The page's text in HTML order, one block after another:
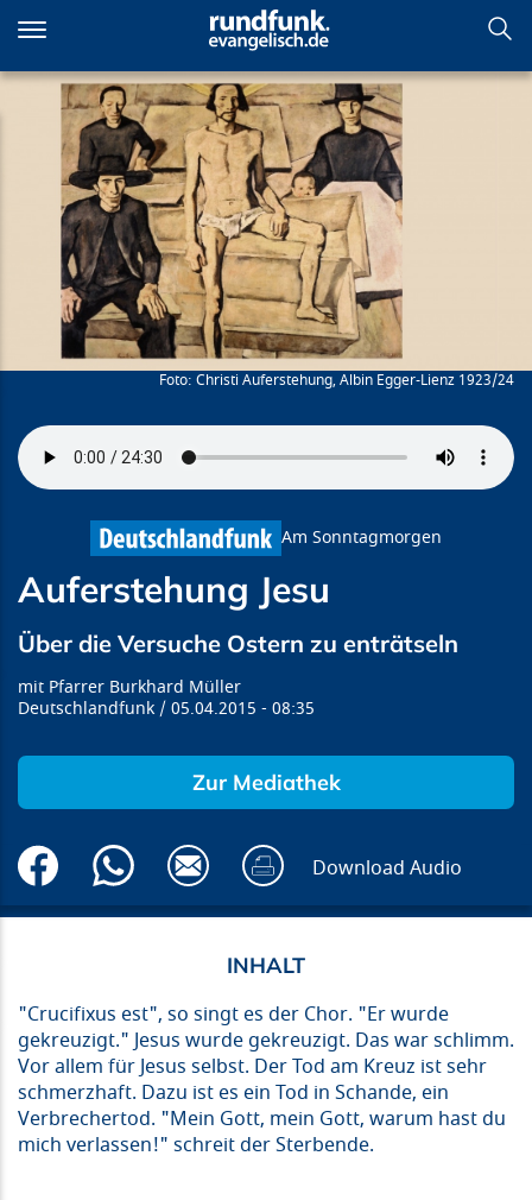
zum
Inhalt
Auferstehung Jesu
Christi Auferstehung, Albin Egger-Lienz 1923/24
Am Sonntagmorgen
Auferstehung Jesu
Über die Versuche Ostern zu enträtseln
Pfarrer Burkhard Müller
Deutschlandfunk
05.04.2015 08:35
Zur Mediathek
Download Audio
"Crucifixus est", so singt es der Chor. "Er wurde
gekreuzigt." Jesus wurde gekreuzigt. Das war schlimm.
Vor allem für Jesus selbst. Der Tod am Kreuz ist sehr
schmerzhaft. Dazu ist es ein Tod in Schande, ein
Verbrechertod. "Mein Gott, mein Gott, warum hast du
mich verlassen!" schreit der Sterbende.